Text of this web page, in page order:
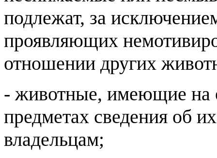
подлежат, за
проявляющих
отношении других
- животные, имеющие на
предметах сведения об
владельцам;